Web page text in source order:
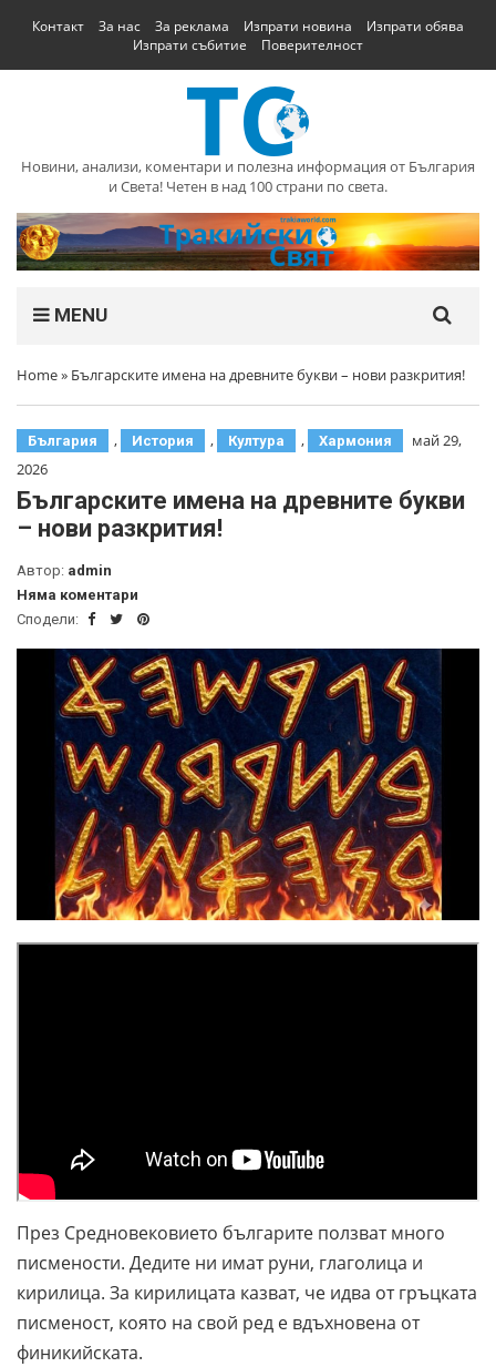
Контакт За нас За реклама Изпрати новина
Изпрати обява
Изпрати събитие
Поверителност
Новини, анализи, коментари и полезна информация от България
и Света! Четен в над 100 страни по света.
MENU
Home» Българските имена на древните букви – нови разкрития!
България , История , Култура , Хармония
май 29,
2026
Българските имена на древните букви
– нови разкрития!
Автор: admin
Няма коментари
Сподели:
През Средновековието българите ползват много
писмености. Дедите ни имат руни, глаголица и
кирилица. За кирилицата казват, че идва от гръцката
писменост, която на свой ред е вдъхновена от
финикийската.